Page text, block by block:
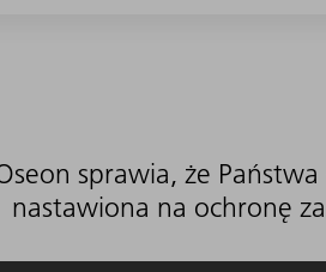
sprawia, że
nastawiona na ochronę